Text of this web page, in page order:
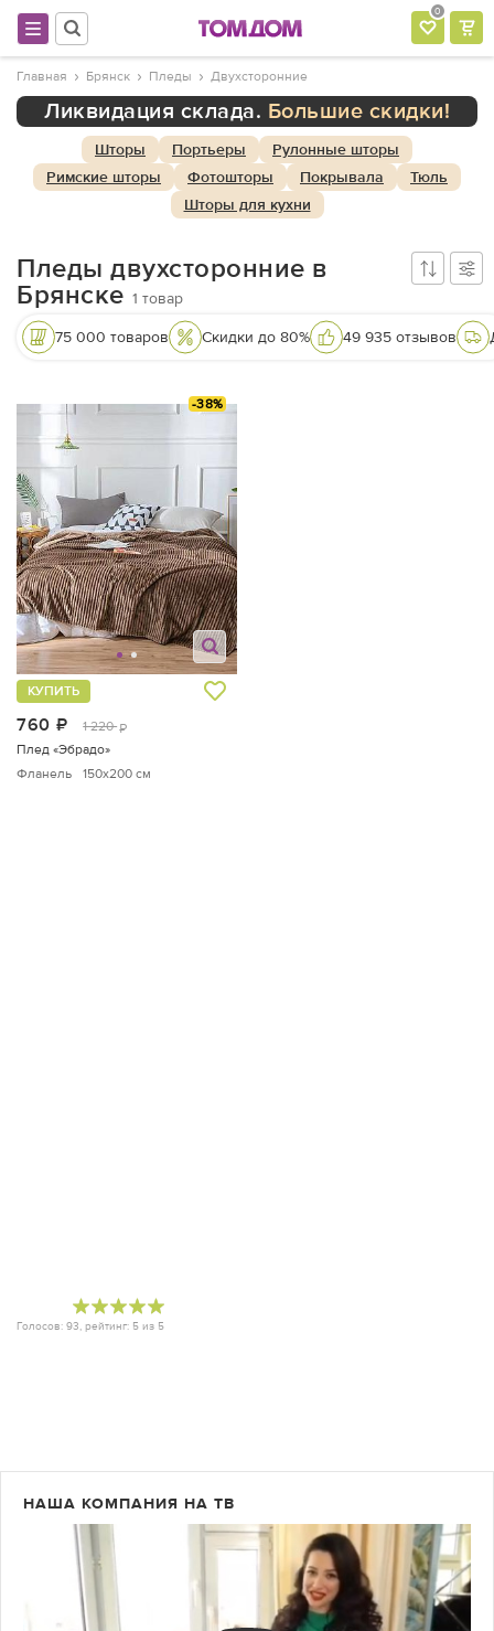
0
Главная Брянск Пледы Двухсторонние
Ликвидация склада. Большие скидки!
Шторы Портьеры
Рулонные шторы
Римские шторы
Фотошторы Покрывала
Тюль
Шторы для кухни
Пледы двухсторонние в
Брянске 1 товар
75 000 товаров Скидки до 80% 49 935 отзывов
-38%
760 руб.
1 220 руб.
КУПИТЬ
Плед «Эбрадо»
Фланель
150x200 см
Голосов: 93, рейтинг: 5 из 5
НАША КОМПАНИЯ НА ТВ